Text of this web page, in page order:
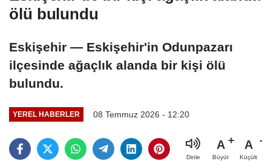
ölü bulundu
Eskişehir — Eskişehir'in Odunpazarı
ilçesinde ağaçlık alanda bir kişi ölü
bulundu.
YEREL HABERLER 08 Temmuz 2026 - 12:20
Dinle
A
Büyüt
A
Küçült